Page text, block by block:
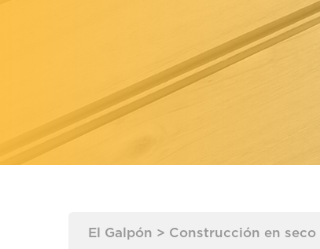
El Galpón > Construcción en seco